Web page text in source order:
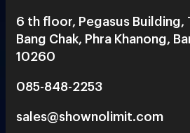
6 th floor, Pegasus Building,
Bang Chak, Phra Khanong,
10260
085-848-2253
sales@shownolimit.com